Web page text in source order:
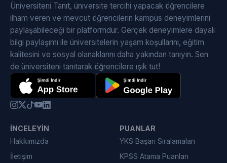
Üniversiteni Tanıt, üniversite tercihi yapacak öğrencilere
ilham veren ve mevcut öğrencilerin kampüs deneyimlerini
paylaşabileceği bir platformdur. Gerçek deneyimlere dayalı
bilgi paylaşımı ile üniversitelerin yaşam koşullarını, eğitim
kalitesini ve sosyal olanaklarını daha yakından tanıyın. Sen
de üniversiteni tanıtarak öğrencilere ışık tut!
İNCELEYIN
Hakkımızda
İletişim
PUANLAR
YKS Başarı Sıralamaları
KPSS Atama Puanları